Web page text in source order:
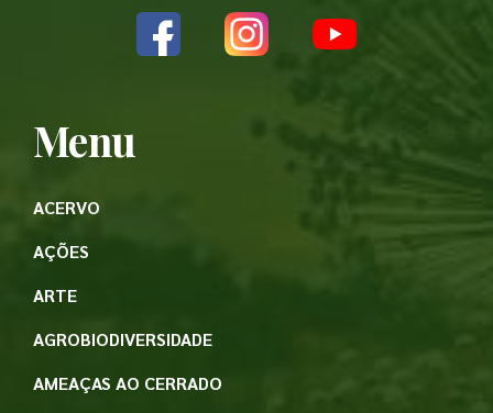
Menu
ACERVO
AÇÕES
ARTE
AGROBIODIVERSIDADE
AMEAÇAS AO CERRADO